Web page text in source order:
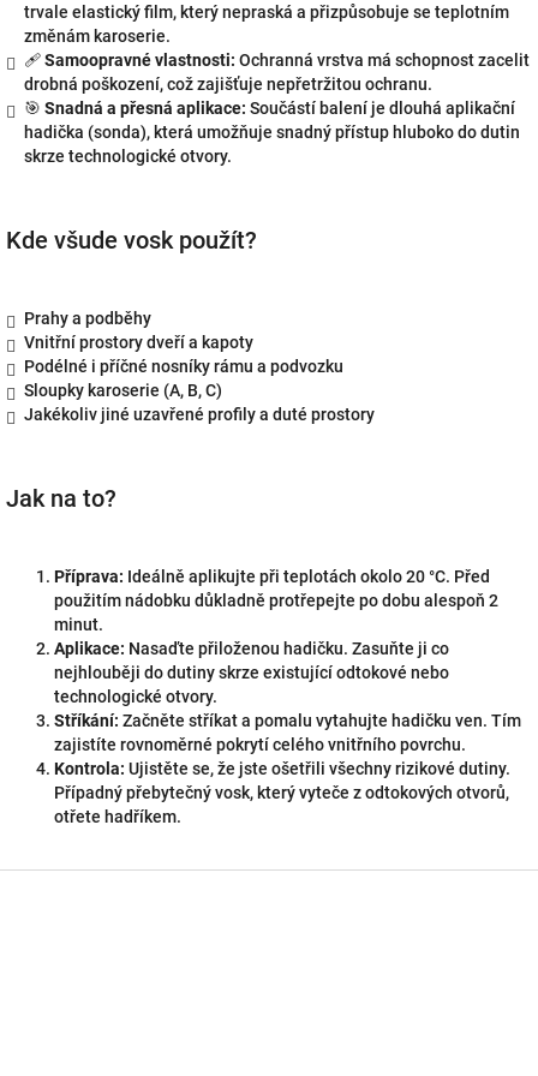
trvale elastický film, který nepraská a přizpůsobuje se teplotním
změnám karoserie.
🩹Samoopravné vlastnosti: Ochranná vrstva má schopnost zacelit
drobná poškození, což zajišťuje nepřetržitou ochranu.
🎯 Snadná a přesná aplikace: Součástí balení je dlouhá aplikační
hadička (sonda), která umožňuje snadný přístup hluboko do dutin
skrze technologické otvory.
Kde všude vosk použít?
Prahy a podběhy
Vnitřní prostory dveří a kapoty
Podélné i příčné nosníky rámu a podvozku
Sloupky karoserie (A, B, C)
Jakékoliv jiné uzavřené profily a duté prostory
Jak na to?
Příprava: Ideálně aplikujte při teplotách okolo 20 °C. Před
použitím nádobku důkladně protřepejte po dobu alespoň 2
minut.
Aplikace: Nasaďte přiloženou hadičku. Zasuňte ji co
nejhlouběji do dutiny skrze existující odtokové nebo
technologické otvory.
Stříkání: Začněte stříkat a pomalu vytahujte hadičku ven. Tím
zajistíte rovnoměrné pokrytí celého vnitřního povrchu.
Kontrola: Ujistěte se, že jste ošetřili všechny rizikové dutiny.
Případný přebytečný vosk, který vyteče z odtokových otvorů,
otřete hadříkem.